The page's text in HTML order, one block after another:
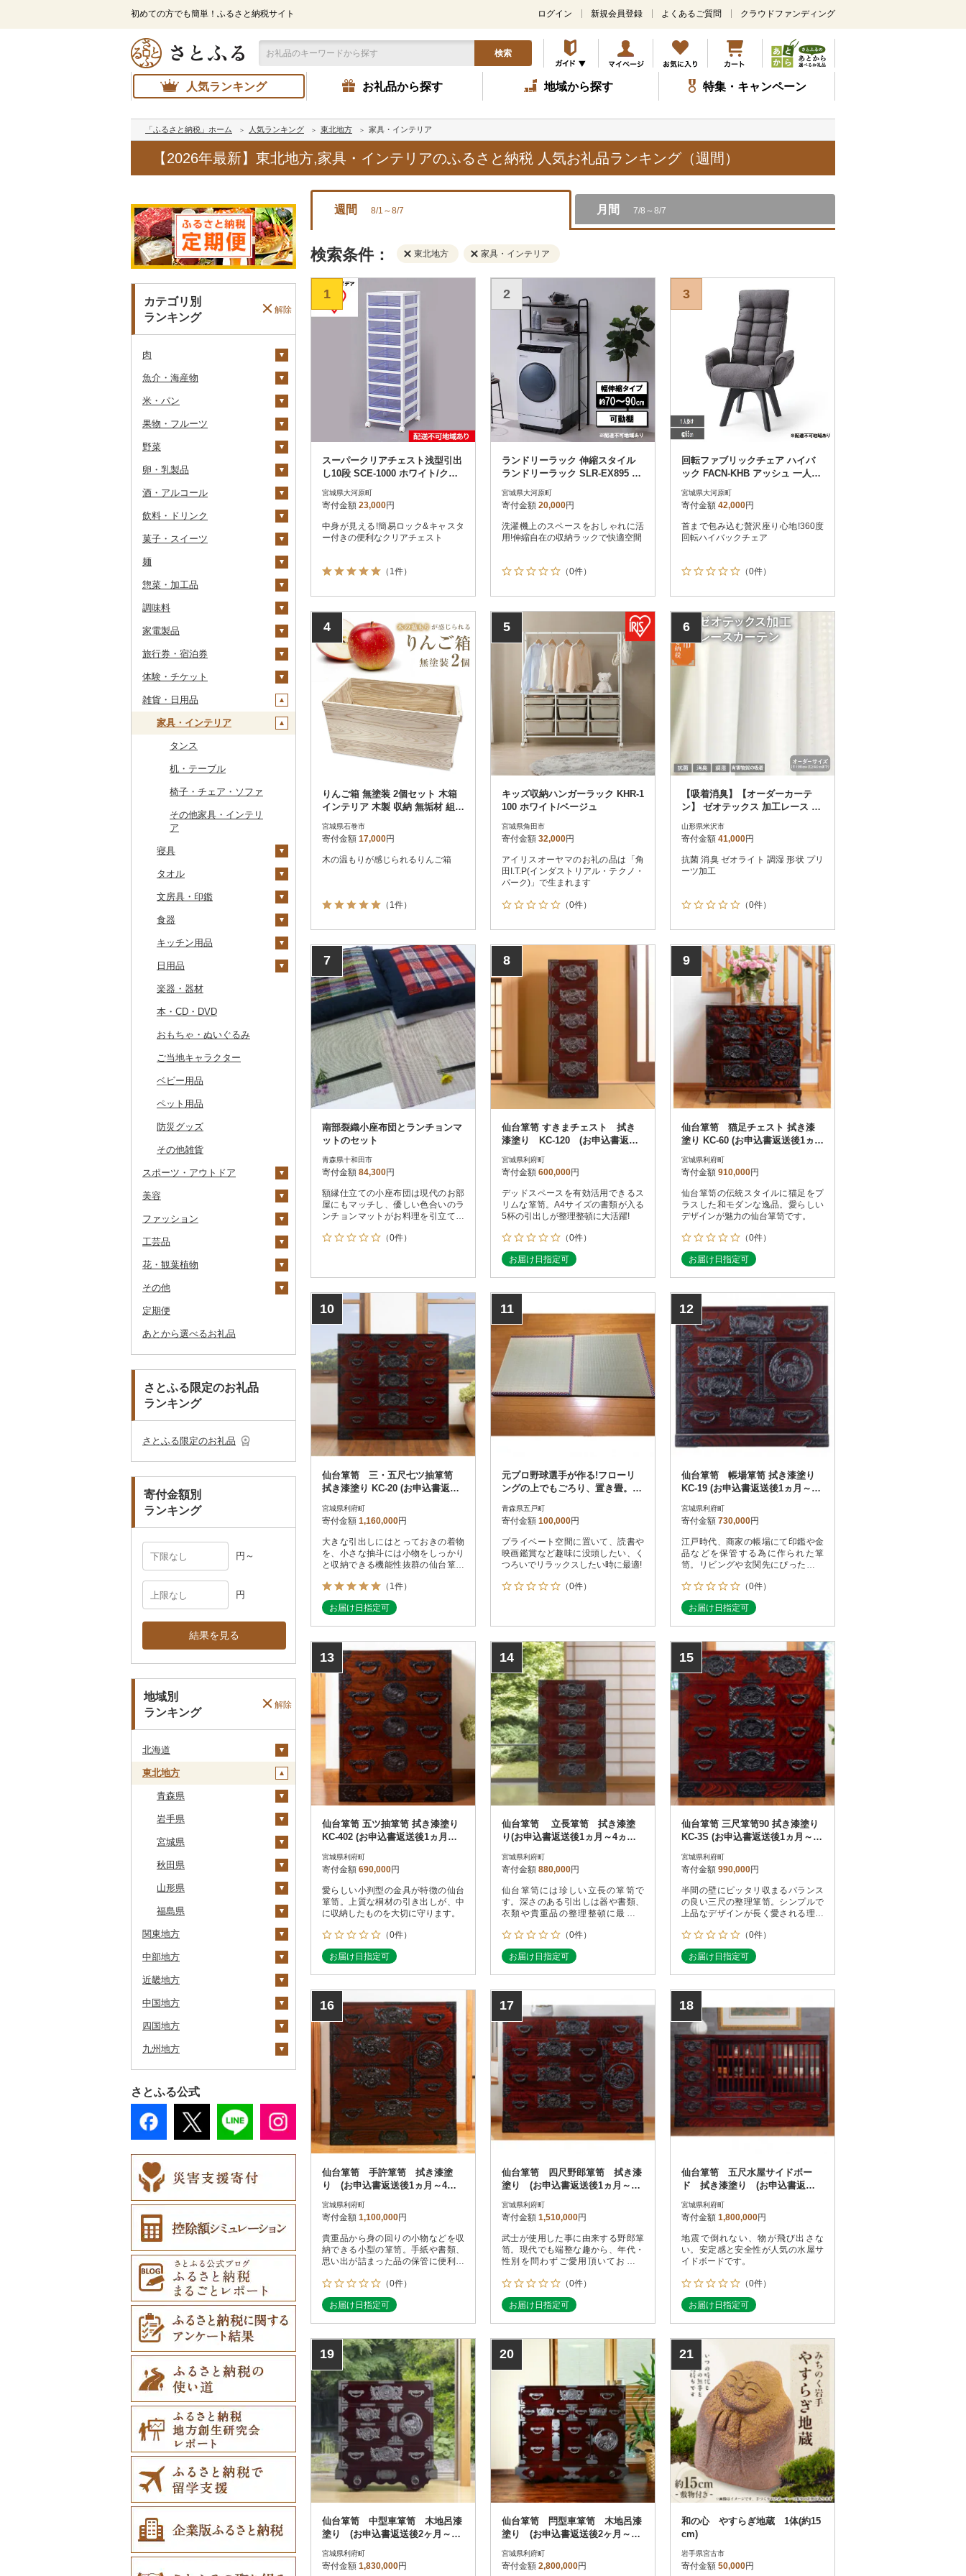
初めての方でも簡単！ふるさと納税サイト
メ
ン
コ
ン
テ
ツ
ッ
プ
ログイン 新規会員登録 よくあるご質問 クラウドファンディング
検索
人気ランキング お礼品から探す 地域から探す 特集・キャンペーン
「ふるさと納税」ホーム 人気ランキング 東北地方 家具・インテリア
【2026年最新】東北地方,家具・インテリアのふるさと納税 人気お礼品ランキング（週間）
カテゴリ別
ランキング
解除
肉
牛肉（精肉）
ステーキ
すき焼き
焼肉
牛タン
和牛
黒毛和牛
仙台牛
米沢牛
山形牛
常陸牛
上州牛
飛騨牛
近江牛
神戸牛・神戸ビーフ
但馬牛
土佐あかうし
佐賀牛
牛肉（加工品）
ハンバーグ
ローストビーフ
ビーフジャーキー
その他牛肉（加工品）
豚肉（精肉）
すき焼き
しゃぶしゃぶ
焼肉
アグー豚
豚肉（加工品）
ハンバーグ
もつ鍋
ハム
ソーセージ・ウインナ
鶏肉
鶏肉（精肉）
ハム・ソーセージ
唐揚げ
水炊き
地鶏
赤鶏さつま
その他鶏肉
鹿肉
馬肉
羊肉・ラム肉（ジンギス
魚介・海産物
カニ
ズワイガニ
毛ガニ
かにしゃぶ
その他カニ
エビ
ボタンエビ
伊勢海老
その他エビ
いくら
うに
明太子・たらこ
明太子
たらこ
その他魚卵
数の子
キャビア
その他魚卵
貝
鮑（アワビ）
牡蠣（カキ）
あさり
しじみ
サザエ
はまぐり
その他貝
鮮魚
鮭・サーモン
マグロ
イワシ
カツオ
金目鯛
クエ
くじら
サバ
さんま
鯛
イカ・タコ
イカ
タコ
海苔・海藻
海苔
わかめ
ひじき
その他海苔・海藻
干物
ししゃも
その他干物
その他魚介・加工品
しらす・ちりめん
かまぼこ・練り製品
その他魚介・加工品
米・パン
米
無洗米
玄米
金芽米
ゆめぴりか
コシヒカリ
はえぬき
さがびより
あきたこまち
ひとめぼれ
ミルキークィーン
ななつぼし
その他米
雑穀
餅
その他穀物加工品
パン
果物・フルーツ
ぶどう・マスカット
巨峰
ナガノパープル
ピオーネ
デラウェア
その他ぶどう・マスカ
いちご
りんご
もも
メロン
梨
和梨
洋梨・ラフランス
マンゴー
みかん・柑橘
みかん
レモン
不知火・デコポン
せとか
文旦
まどんな
ポンカン
その他柑橘
すいか
キウイ
柿（カキ）
ドライフルーツ
干し柿
干し芋
その他ドライフルーツ
その他果物
びわ
ブルーベリー
パイナップル
野菜
いも
じゃがいも
さつまいも
その他いも
トマト
フルーツトマト
ミニトマト
玉ねぎ
ねぎ
根菜
人参
大根
自然薯
レンコン
にんにく・生姜
その他根菜
アスパラガス
豆
きのこ
しいたけ
松茸
その他きのこ
その他野菜
山菜
かぼちゃ
茄子
レタス
その他野菜
卵・乳製品
卵
チーズ
ヨーグルト
バター
その他乳製品
酒・アルコール
ビール・発泡酒
ビール
地ビール・クラフトビ
日本酒
純米吟醸
大吟醸
吟醸
その他日本酒
芋焼酎
麦焼酎
米焼酎
黒糖焼酎
その他焼酎
梅酒
泡盛
ワイン
白ワイン
赤ワイン
シャンパン・スパーク
リングワイン
その他ワイン
ウイスキー
リキュール・洋酒
甘酒
ノンアルコール
その他酒
飲料・ドリンク
水・ミネラルウォーター
飲料
コーヒー豆
粉
ドリップ
茶
飲料
茶葉・ティーバッグ
静岡茶
足柄茶
知覧茶
八女茶
その他茶
果汁飲料
りんごジュース
みかんジュース（オレ
紅茶
飲料
茶葉・ティーバッグ
その他飲料・ジュース
野菜ジュース
炭酸飲料
豆乳
その他飲料・ジュース
菓子・スイーツ
クッキー
焼き菓子
プリン
ゼリー
チョコレート
カステラ
アイス・ジェラート
その他洋菓子
煎餅・おかき
羊羹
饅頭
麺
ラーメン
うどん
そば
パスタ
ひやむぎ
そうめん
その他麺
惣菜・加工品
惣菜
餃子
シュウマイ
コロッケ
その他惣菜
カレー・シチュー
カレー
シチュー
鍋
肉
魚
その他鍋
ピザ
レトルト
スープ
豆腐・納豆
豆腐
納豆
漬物
梅干
キムチ
缶詰・瓶詰
肉
乾物
調味料
砂糖
塩
醤油
味噌
酢
だし
食用油
えごま油
オリーブオイル
はちみつ
ドレッシング
家電製品
季節・空調家電
キッチン家電
照明器具
パソコン・周辺機器
TV・オーディオ・カメラ
美容・健康家電
カー用品
時計
旅行券・宿泊券
旅行券
JTBふるさと旅行クー
ポン（Eメール発行）
JTBふるさと旅行券
（紙券）
その他旅行券
宿泊券
体験・チケット
PayPay商品券
食事券
温泉・サウナ・スパ利用
釣り
ダイビング
スキーチケット・リフト
プレークーポン
その他のゴルフプレー
券
雑貨・日用品
家具・インテリア
タンス
机・テーブル
椅子・チェア・ソファ
その他家具・インテリ
ア
寝具
布団
枕
毛布
タオルケット
その他寝具
タオル
泉州タオル
その他タオル
文房具・印鑑
ボールペン
ノート・ファイル
印鑑
その他文房具
食器
グラス・カップ
タンブラー
箸
スプーン・フォーク・
キッチン用品
包丁
フライパン
鍋
まな板
土鍋
その他キッチン用品
日用品
洗剤
トイレットペーパー
ティッシュ
その他日用品
楽器・器材
本・CD・DVD
おもちゃ・ぬいぐるみ
ご当地キャラクター
ベビー用品
ペット用品
防災グッズ
その他雑貨
スポーツ・アウトドア
ゴルフ
ゴルフボール
ゴルフウェア
その他ゴルフ
釣り
サイクリング
アウトドア・キャンプ
その他スポーツ
その他スポーツ
美容
スキンケア
洗顔
その他スキンケア
シャンプー・リンス
石鹸・ボディーソープ
入浴剤
アロマ
プロテイン
その他美容
ファッション
鞄・バッグ
トートバッグ・ショル
ツケース
その他鞄・バッグ
洋服
女性・レディース
子供・ベビー
その他洋服
和服
靴・履物
靴・シューズ
スリッパ・下駄・草履
その他靴・履物
アクセサリー
ペンダント・ネックレ
ス
ピアス・イヤリング
その他アクセサリー
その他服飾小物
ショール・ストール
マフラー・手袋
工芸品
織物
本場奄美大島紬
陶器・漆器
唐津焼
備前焼
美濃焼
村上木彫堆朱
その他装飾品・工芸品
数珠
工芸品
播州そろばん
美濃和紙
花・観葉植物
観葉植物・苗木
花
胡蝶蘭
造花・プリザーブドフ
ラワー
その他花
盆栽・その他
その他
地域サービス
その他
定期便
あとから選べるお礼品
さとふる限定のお礼品
ランキング
さとふる限定のお礼品
寄付金額別
ランキング
円～
円
結果を見る
地域別
ランキング
解除
北海道
安平町
八雲町
鹿部町
江差町
白老町
せたな町
旭川市
森町
稚内市
標津町
清里町
北斗市
留萌市
白糠町
釧路町
名寄市
美唄市
厚岸町
南富良野町
和寒町
紋別市
乙部町
根室市
三笠市
東川町
厚真町
奥尻町
網走市
浦河町
中札内村
滝川市
比布町
鶴居村
東北地方
青森県
十和田市
大鰐町
南部町
五戸町
藤崎町
六ヶ所村
東北町
三戸町
東通村
黒石市
おいらせ町
鶴田町
階上町
深浦町
青森市
新郷村
野辺地町
佐井村
六戸町
五所川原市
平川市
蓬田村
中泊町
外ヶ浜町
つがる市
弘前市
むつ市
田舎館村
青森県（県庁）
三沢市
岩手県
宮古市
軽米町
岩手町
矢巾町
釜石市
野田村
普代村
一戸町
陸前高田市
紫波町
滝沢市
住田町
葛巻町
花巻市
田野畑村
遠野市
奥州市
雫石町
岩手県（県庁）
一関市
久慈市
西和賀町
北上市
平泉町
洋野町
山田町
大槌町
宮城県
柴田町
色麻町
丸森町
大衡村
加美町
利府町
白石市
登米市
山元町
名取市
川崎町
村田町
栗原市
岩沼市
大崎市
塩竈市
石巻市
多賀城市
宮城県（県庁）
亘理町
蔵王町
女川町
気仙沼市
美里町
大和町
大郷町
南三陸町
仙台市
秋田県
大潟村
横手市
能代市
小坂町
仙北市
井川町
潟上市
三種町
藤里町
湯沢市
大館市
由利本荘市
羽後町
秋田市
男鹿市
美郷町
東成瀬村
五城目町
北秋田市
八峰町
鹿角市
大仙市
八郎潟町
山形県
村山市
尾花沢市
上山市
河北町
酒田市
新庄市
長井市
小国町
南陽市
中山町
庄内町
川西町
山形県（県庁）
金山町
東根市
飯豊町
鮭川村
大蔵村
山辺町
戸沢村
舟形町
最上町
寒河江市
西川町
高畠町
山形市
福島県
天栄村
広野町
鏡石町
須賀川市
小野町
棚倉町
古殿町
昭和村
下郷町
西郷村
猪苗代町
郡山市
西会津町
玉川村
いわき市
南会津町
田村市
磐梯町
三春町
本宮市
柳津町
福島市
新地町
葛尾村
三島町
関東地方
茨城県
土浦市
取手市
つくば市
稲敷市
潮来市
五霞町
北茨城市
境町
牛久市
つくばみらい市
下妻市
茨城町
神栖市
常総市
東海村
美浦村
大洗町
河内町
ひたちなか市
守谷市
常陸大宮市
笠間市
行方市
栃木県
那須塩原市
市貝町
塩谷町
上三川町
佐野市
真岡市
高根沢町
栃木市
小山市
宇都宮市
栃木県（県庁）
那珂川町
茂木町
那須烏山市
矢板市
さくら市
足利市
那須町
下野市
益子町
芳賀町
野木町
群馬県
榛東村
下仁田町
玉村町
安中市
川場村
昭和村
明和町
桐生市
吉岡町
太田市
高山村
みどり市
千代田町
みなかみ町
片品村
富岡市
館林市
東吾妻町
前橋市
藤岡市
邑楽町
埼玉県
春日部市
蕨市
戸田市
毛呂山町
久喜市
川島町
川口市
飯能市
長瀞町
羽生市
小鹿野町
坂戸市
鳩山町
埼玉県（県庁）
神川町
東秩父村
三芳町
幸手市
日高市
蓮田市
千葉県
勝浦市
袖ケ浦市
我孫子市
長柄町
八千代市
多古町
白子町
栄町
香取市
習志野市
銚子市
君津市
旭市
南房総市
八街市
九十九里町
いすみ市
東庄町
館山市
東京都
八王子市
日野市
昭島市
葛飾区
墨田区
東久留米市
利島村
瑞穂町
大島町
府中市
国分寺市
東村山市
中央区
あきる野市
荒川区
北区
多摩市
稲城市
神奈川県
南足柄市
松田町
中井町
山北町
真鶴町
清川村
開成町
藤沢市
神奈川県（県庁）
鎌倉市
大和市
伊勢原市
小田原市
秦野市
綾瀬市
横須賀市
三浦市
中部地方
新潟県
十日町市
弥彦村
阿賀町
出雲崎町
魚沼市
佐渡市
燕市
関川村
加茂市
小千谷市
田上町
五泉市
三条市
見附市
糸魚川市
胎内市
上越市
阿賀野市
新潟県（県庁）
柏崎市
村上市
妙高市
富山県
射水市
氷見市
朝日町
高岡市
魚津市
砺波市
黒部市
富山県（県庁）
小矢部市
滑川市
富山市
南砺市
石川県
羽咋市
七尾市
白山市
穴水町
輪島市
石川県（県庁）
能登町
能美市
津幡町
宝達志水町
金沢市
内灘町
かほく市
小松市
志賀町
加賀市
福井県
美浜町
小浜市
越前町
若狭町
高浜町
福井県（県庁）
越前市
坂井市
あわら市
福井市
大野市
敦賀市
おおい町
永平寺町
山梨県
富士吉田市
甲斐市
山梨市
大月市
韮崎市
南アルプス市
市川三郷町
都留市
山梨県（県庁）
道志村
忍野村
笛吹市
中央市
北杜市
西桂町
身延町
早川町
南部町
長野県
高森町
御代田町
青木村
長野県（県庁）
上松町
高山村
南木曽町
朝日村
長野市
根羽村
池田町
須坂市
川上村
南牧村
伊那市
立科町
東御市
岐阜県
養老町
池田町
瑞穂市
飛騨市
岐南町
大野町
山県市
羽島市
本巣市
川辺町
大垣市
輪之内町
瑞浪市
中津川市
高山市
郡上市
静岡県
静岡市
函南町
藤枝市
御殿場市
浜松市
伊東市
島田市
沼津市
伊豆市
裾野市
焼津市
河津町
袋井市
熱海市
掛川市
愛知県
清須市
安城市
北名古屋市
東栄町
豊山町
南知多町
江南市
みよし市
西尾市
武豊町
幸田町
岡崎市
愛知県（県庁）
蒲郡市
東郷町
近畿地方
三重県
鈴鹿市
伊賀市
木曽岬町
多気町
松阪市
桑名市
明和町
いなべ市
紀北町
熊野市
南伊勢町
朝日町
菰野町
紀宝町
伊勢市
四日市市
大台町
三重県（県庁）
津市
名張市
東員町
滋賀県
長浜市
高島市
草津市
近江八幡市
竜王町
湖南市
彦根市
栗東市
愛荘町
滋賀県（県庁）
米原市
豊郷町
多賀町
野洲市
京都府
宮津市
伊根町
与謝野町
福知山市
城陽市
京丹後市
井手町
木津川市
宇治田原町
長岡京市
綾部市
笠置町
南丹市
宇治市
京丹波町
京都府（府庁）
大山崎町
精華町
南山城村
京都市
大阪府
茨木市
豊能町
枚方市
泉佐野市
藤井寺市
能勢町
阪南市
貝塚市
岸和田市
泉南市
忠岡町
四條畷市
寝屋川市
泉大津市
守口市
富田林市
松原市
柏原市
兵庫県
上郡町
神河町
太子町
佐用町
多可町
朝来市
市川町
三木市
新温泉町
福崎町
西脇市
宍粟市
丹波市
加東市
稲美町
養父市
南あわじ市
奈良県
曽爾村
宇陀市
山添村
大淀町
安堵町
王寺町
十津川村
高取町
広陵町
天理市
三郷町
下北山村
川西町
川上村
斑鳩町
平群町
和歌山県
有田市
広川町
和歌山市
海南市
那智勝浦町
美浜町
御坊市
高野町
九度山町
紀美野町
古座川町
太地町
日高川町
紀の川市
上富田町
中国地方
鳥取県
鳥取県（県庁）
米子市
大山町
琴浦町
日野町
北栄町
智頭町
江府町
八頭町
若桜町
湯梨浜町
岩美町
倉吉市
日南町
伯耆町
日吉津村
島根県
雲南市
海士町
津和野町
飯南町
知夫村
吉賀町
出雲市
奥出雲町
西ノ島町
浜田市
大田市
松江市
江津市
島根県（県庁）
岡山県
津山市
西粟倉村
久米南町
新見市
浅口市
美作市
岡山市
早島町
笠岡市
里庄町
玉野市
赤磐市
瀬戸内市
和気町
備前市
総社市
新庄村
高梁市
広島県
安芸太田町
世羅町
廿日市市
福山市
広島市
庄原市
府中市
大崎上島町
東広島市
竹原市
熊野町
呉市
海田町
府中町
三原市
安芸高田市
山口県
柳井市
山口県（県庁）
田布施町
防府市
上関町
山陽小野田市
山口市
周南市
宇部市
美祢市
下関市
和木町
四国地方
徳島県
阿波市
牟岐町
那賀町
三好市
藍住町
東みよし町
徳島県（県庁）
阿南市
上板町
海陽町
徳島市
勝浦町
美馬市
美波町
上勝町
小松島市
松茂町
佐那河内村
北島町
香川県
高松市
直島町
さぬき市
三豊市
宇多津町
小豆島町
香川県（県庁）
土庄町
三木町
まんのう町
琴平町
東かがわ市
善通寺市
坂出市
丸亀市
愛媛県
今治市
鬼北町
八幡浜市
上島町
松前町
愛南町
新居浜市
伊予市
松山市
西条市
東温市
宇和島市
内子町
愛媛県（県庁）
四国中央市
高知県
香美市
芸西村
日高村
室戸市
黒潮町
四万十市
奈半利町
土佐市
津野町
高知県（県庁）
四万十町
大川村
土佐町
安田町
南国市
仁淀川町
九州地方
福岡県
那珂川市
添田町
大刀洗町
苅田町
春日市
上毛町
中間市
太宰府市
赤村
須恵町
香春町
飯塚市
志免町
筑紫野市
東峰村
古賀市
久山町
大野城市
佐賀県
嬉野市
佐賀県（県庁）
江北町
多久市
伊万里市
神埼市
有田町
基山町
上峰町
吉野ヶ里町
鹿島市
小城市
佐賀市
大町町
玄海町
白石町
太良町
長崎県
松浦市
諫早市
長与町
対馬市
長崎県（県庁）
佐世保市
南島原市
波佐見町
長崎市
川棚町
島原市
五島市
雲仙市
壱岐市
大村市
佐々町
熊本県
湯前町
菊池市
山江村
宇城市
西原村
水上村
高森町
大津町
和水町
長洲町
天草市
多良木町
五木村
あさぎり町
南関町
大分県
九重町
竹田市
別府市
中津市
豊後大野市
杵築市
日出町
津久見市
豊後高田市
宇佐市
佐伯市
臼杵市
国東市
日田市
姫島村
宮崎県
宮崎市
木城町
川南町
三股町
都城市
椎葉村
日向市
日之影町
新富町
綾町
門川町
宮崎県（県庁）
国富町
高千穂町
指宿市
龍郷町
中種子町
出水市
いちき串木野市
徳之島町
湧水町
垂水市
南さつま市
屋久島町
奄美市
和泊町
長島町
薩摩川内市
沖縄県
うるま市
嘉手納町
北谷町
宮古島市
八重瀬町
座間味村
糸満市
北中城村
久米島町
南城市
北大東村
大宜味村
浦添市
さとふる公式
週間 8/1～8/7 月間 7/8～8/7
検索条件： 東北地方 家具・インテリア
1
スーパークリアチェスト浅型引出
し10段 SCE-1000 ホワイト/クリ
アブルー[53751556]
宮城県大河原町
寄付金額 23,000円
中身が見える!簡易ロック&キャスタ
ー付きの便利なクリアチェスト
（1件）
2
ランドリーラック 伸縮スタイル
ランドリーラック SLR-EX895 ブ
ラック[53752079]
宮城県大河原町
寄付金額 20,000円
洗濯機上のスペースをおしゃれに活
用!伸縮自在の収納ラックで快適空間
（0件）
3
回転ファブリックチェア ハイバ
ック FACN-KHB アッシュ 一人掛
け [53753189]
宮城県大河原町
寄付金額 42,000円
首まで包み込む贅沢座り心地!360度
回転ハイバックチェア
（0件）
4
りんご箱 無塗装 2個セット 木箱
インテリア 木製 収納 無垢材 組み
宮城県石巻市
寄付金額 17,000円
木の温もりが感じられるりんご箱
（1件）
5
キッズ収納ハンガーラック KHR-1
100 ホワイト/ベージュ
宮城県角田市
寄付金額 32,000円
アイリスオーヤマのお礼の品は「角
田I.T.P(インダストリアル・テクノ・
パーク)」で生まれます
（0件）
6
【吸着消臭】【オーダーカーテ
ン】 ゼオテックス 加工レース カ
山形県米沢市
寄付金額 41,000円
抗菌 消臭 ゼオライト 調湿 形状 プリ
ーツ加工
（0件）
7
南部裂織小座布団とランチョンマ
ットのセット
青森県十和田市
寄付金額 84,300円
額縁仕立ての小座布団は現代のお部
屋にもマッチし、優しい色合いのラ
ンチョンマットがお料理を引立てま
（0件）
8
仙台箪笥 すきまチェスト 拭き
漆塗り KC-120 (お申込書返送
宮城県利府町
寄付金額 600,000円
デッドスペースを有効活用できるス
リムな箪笥。A4サイズの書類が入る
5杯の引出しが整理整頓に大活躍!
（0件）
お届け日指定可
9
仙台箪笥 猫足チェスト 拭き漆
塗り KC-60 (お申込書返送後1ヵ月
宮城県利府町
寄付金額 910,000円
仙台箪笥の伝統スタイルに猫足をプ
ラスした和モダンな逸品。愛らしい
デザインが魅力の仙台箪笥です。
（0件）
お届け日指定可
10
仙台箪笥 三・五尺七ツ抽箪笥
拭き漆塗り KC-20 (お申込書返送
宮城県利府町
寄付金額 1,160,000円
大きな引出しにはとっておきの着物
を、小さな抽斗には小物をしっかり
と収納できる機能性抜群の仙台箪笥
（1件）
お届け日指定可
11
元プロ野球選手が作る!フローリ
ングの上でもごろり、置き畳。2
青森県五戸町
寄付金額 100,000円
プライベート空間に置いて、読書や
映画鑑賞など趣味に没頭したい、く
つろいでリラックスしたい時に最適!
（0件）
12
仙台箪笥 帳場箪笥 拭き漆塗り
KC-19 (お申込書返送後1ヵ月～4
宮城県利府町
寄付金額 730,000円
江戸時代、商家の帳場にて印鑑や金
品などを保管する為に作られた箪
笥。リビングや玄関先にぴったりで
（0件）
お届け日指定可
13
仙台箪笥 五ツ抽箪笥 拭き漆塗り
KC-402 (お申込書返送後1ヵ月～4
宮城県利府町
寄付金額 690,000円
愛らしい小判型の金具が特徴の仙台
箪笥。上質な桐材の引き出しが、中
に収納したものを大切に守ります。
（0件）
お届け日指定可
14
仙台箪笥 立長箪笥 拭き漆塗
り(お申込書返送後1ヵ月～4ヵ月
宮城県利府町
寄付金額 880,000円
仙台箪笥には珍しい立長の箪笥で
す。深さのある引出しは器や書類、
衣類や貴重品の整理整頓に最適で
（0件）
お届け日指定可
15
仙台箪笥 三尺箪笥90 拭き漆塗り
KC-3S (お申込書返送後1ヵ月～4
宮城県利府町
寄付金額 990,000円
半間の壁にピッタリ収まるバランス
の良い三尺の整理箪笥。シンプルで
上品なデザインが長く愛される理由
（0件）
お届け日指定可
16
仙台箪笥 手許箪笥 拭き漆塗
り (お申込書返送後1ヵ月～4ヵ
宮城県利府町
寄付金額 1,100,000円
貴重品から身の回りの小物などを収
納できる小型の箪笥。手紙や書類、
思い出が詰まった品の保管に便利で
（0件）
お届け日指定可
17
仙台箪笥 四尺野郎箪笥 拭き漆
塗り (お申込書返送後1ヵ月～4
宮城県利府町
寄付金額 1,510,000円
武士が使用した事に由来する野郎箪
笥。現代でも端整な趣から、年代・
性別を問わずご愛用頂いておりま
（0件）
お届け日指定可
18
仙台箪笥 五尺水屋サイドボー
ド 拭き漆塗り (お申込書返送
宮城県利府町
寄付金額 1,800,000円
地震で倒れない、物が飛び出さな
い。安定感と安全性が人気の水屋サ
イドボードです。
（0件）
お届け日指定可
19
仙台箪笥 中型車箪笥 木地呂漆
塗り (お申込書返送後2ヶ月～5
宮城県利府町
寄付金額 1,830,000円
20
仙台箪笥 閂型車箪笥 木地呂漆
塗り (お申込書返送後2ヶ月～5
宮城県利府町
寄付金額 2,800,000円
21
和の心 やすらぎ地蔵 1体(約15
cm)
岩手県宮古市
寄付金額 50,000円